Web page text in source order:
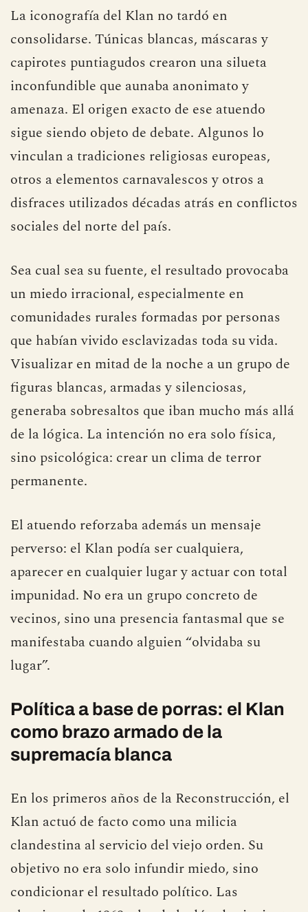
La iconografía del Klan no tardó en
consolidarse. Túnicas blancas, máscaras y
capirotes puntiagudos crearon una silueta
inconfundible que aunaba anonimato y
amenaza. El origen exacto de ese atuendo
sigue siendo objeto de debate. Algunos lo
vinculan a tradiciones religiosas europeas,
otros a elementos carnavalescos y otros a
disfraces utilizados décadas atrás en conflictos
sociales del norte del país.
Sea cual sea su fuente, el resultado provocaba
un miedo irracional, especialmente en
comunidades rurales formadas por personas
que habían vivido esclavizadas toda su vida.
Visualizar en mitad de la noche a un grupo de
figuras blancas, armadas y silenciosas,
generaba sobresaltos que iban mucho más allá
de la lógica. La intención no era solo física,
sino psicológica: crear un clima de terror
permanente.
El atuendo reforzaba además un mensaje
perverso: el Klan podía ser cualquiera,
aparecer en cualquier lugar y actuar con total
impunidad. No era un grupo concreto de
vecinos, sino una presencia fantasmal que se
manifestaba cuando alguien “olvidaba su
lugar”.
Política a base de porras: el Klan
como brazo armado de la
supremacía blanca
En los primeros años de la Reconstrucción, el
Klan actuó de facto como una milicia
clandestina al servicio del viejo orden. Su
objetivo no era solo infundir miedo, sino
condicionar el resultado político. Las